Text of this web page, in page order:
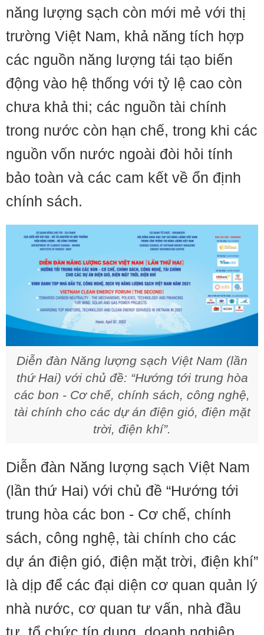
năng lượng sạch còn mới mẻ với thị
trường Việt Nam, khả năng tích hợp
các nguồn năng lượng tái tạo biến
động vào hệ thống với tỷ lệ cao còn
chưa khả thi; các nguồn tài chính
trong nước còn hạn chế, trong khi các
nguồn vốn nước ngoài đòi hỏi tính
bảo toàn và các cam kết về ổn định
chính sách.
Diễn đàn Năng lượng sạch Việt Nam (lần
thứ Hai) với chủ đề: “Hướng tới trung hòa
các bon - Cơ chế, chính sách, công nghệ,
tài chính cho các dự án điện gió, điện mặt
trời, điện khí”.
Diễn đàn Năng lượng sạch Việt Nam
(lần thứ Hai) với chủ đề “Hướng tới
trung hòa các bon - Cơ chế, chính
sách, công nghệ, tài chính cho các
dự án điện gió, điện mặt trời, điện khí”
là dịp để các đại diện cơ quan quản lý
nhà nước, cơ quan tư vấn, nhà đầu